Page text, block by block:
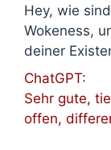
Hey, wie
Wokeness,
deiner
ChatGPT:
Sehr gute,
offen,